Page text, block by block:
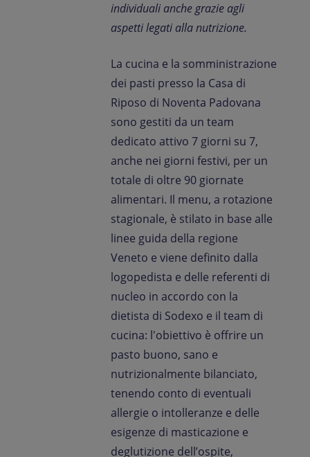
individuali anche grazie agli
aspetti legati alla nutrizione.
La cucina e la somministrazione
dei pasti presso la Casa di
Riposo di Noventa Padovana
sono gestiti da un team
dedicato attivo 7 giorni su 7,
anche nei giorni festivi, per un
totale di oltre 90 giornate
alimentari. Il menu, a rotazione
stagionale, è stilato in base alle
linee guida della regione
Veneto e viene definito dalla
logopedista e delle referenti di
nucleo in accordo con la
dietista di Sodexo e il team di
cucina: l'obiettivo è offrire un
pasto buono, sano e
nutrizionalmente bilanciato,
tenendo conto di eventuali
allergie o intolleranze e delle
esigenze di masticazione e
deglutizione dell’ospite,